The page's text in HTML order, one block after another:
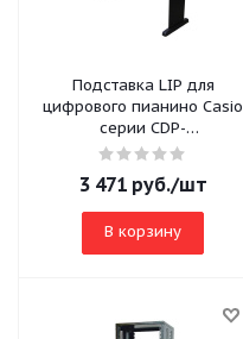
Подставка LIP для
цифрового пианино Casio
серии CDP-
100,120,130,220,230, ЛДСП,
3 471руб./шт
В корзину